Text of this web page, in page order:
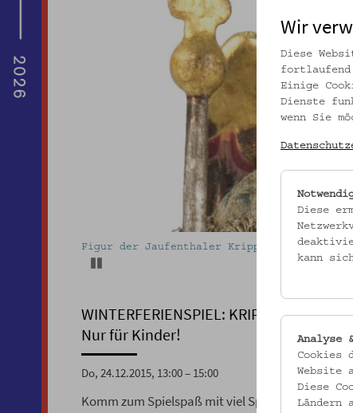
Figur der Jaufenthaler Krippe. Foto: Christa
WINTERFERIENSPIEL:
Nur für Kinder!
Do, 24.12.2015, 13:00 – 15:00
Komm zum Spielspaß mit viel Spannung und
Wir
Diese
fortlaufend
Einige
Dienste
wenn Sie
Diese
kann
Analyse
Cookies
Website
Diese
Ländern